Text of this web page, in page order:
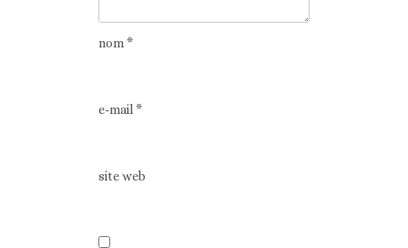
nom*
e-mail*
site web